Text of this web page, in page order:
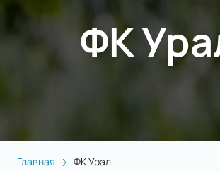
ФК
Главная ФК Урал